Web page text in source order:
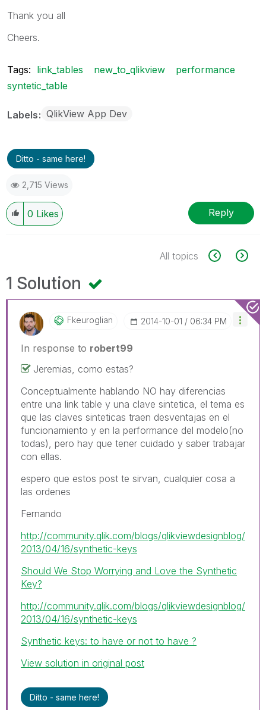
Thank you all
Cheers.
Tags: link_tables new_to_qlikview
performance
syntetic_table
Labels QlikView App Dev
Ditto - same here!
2,715 Views
0 Likes Reply
All topics
1 Solution
Fkeuroglian ‎2014-10-01 06:34 PM
In response to robert99
Jeremias, como estas?
Conceptualmente hablando NO hay diferencias
entre una link table y una clave sintetica, el tema es
que las claves sinteticas traen desventajas en el
funcionamiento y en la performance del modelo(no
todas), pero hay que tener cuidado y saber trabajar
con ellas.
espero que estos post te sirvan, cualquier cosa a
las ordenes
Fernando
http://community.qlik.com/blogs/qlikviewdesignblog/
2013/04/16/synthetic-keys
Should We Stop Worrying and Love the Synthetic
Key?
http://community.qlik.com/blogs/qlikviewdesignblog/
2013/04/16/synthetic-keys
Synthetic keys: to have or not to have ?
View solution in original post
Ditto - same here!